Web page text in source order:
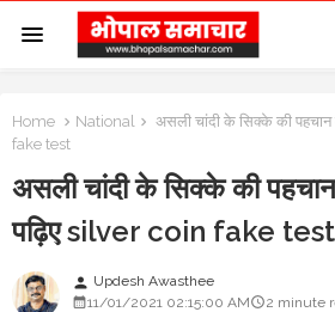
Home National
असली चांदी के सिक्के की
fake test
असली चांदी के सिक्के की
पढ़िए silver coin fake test
person Updesh Awasthee
11/01/2021 02:15:00 AM
2 minute